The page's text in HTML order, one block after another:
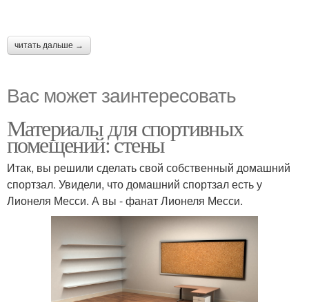
читать дальше →
Вас может заинтересовать
Материалы для спортивных
помещений: стены
Итак, вы решили сделать свой собственный домашний
спортзал. Увидели, что домашний спортзал есть у
Лионеля Месси. А вы - фанат Лионеля Месси.